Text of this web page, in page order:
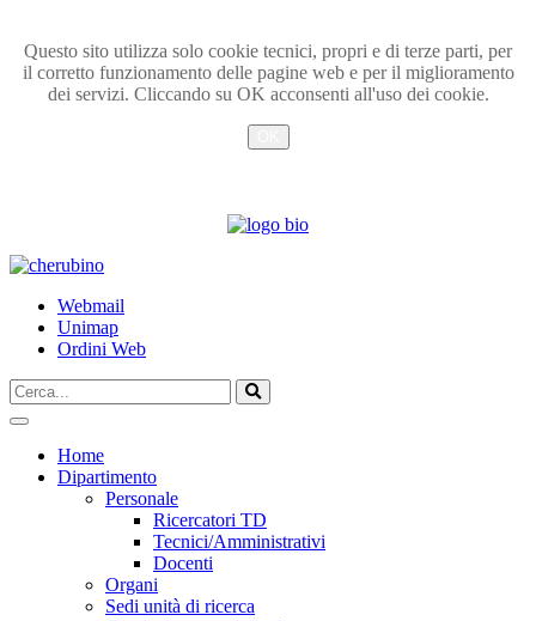
Questo sito utilizza solo cookie tecnici, propri e di terze parti, per
il corretto funzionamento delle pagine web e per il miglioramento
dei servizi. Cliccando su OK acconsenti all'uso dei cookie.
TPL_UNIPI_SKIP_TO_CONTENT
Webmail
Unimap
Ordini Web
Cerca...
Vai
Home
Dipartimento
Personale
Ricercatori TD
Tecnici/Amministrativi
Docenti
Organi
Sedi unità di ricerca